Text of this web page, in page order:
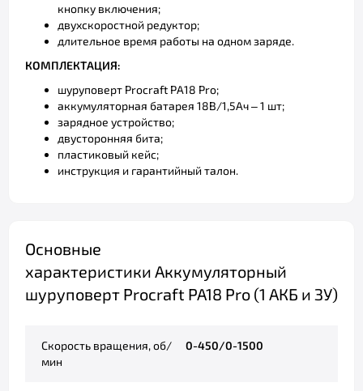
кнопку включения;
двухскоростной редуктор;
длительное время работы на одном заряде.
КОМПЛЕКТАЦИЯ:
шуруповерт Procraft РА18 Pro;
аккумуляторная батарея 18В/1,5Ач – 1 шт;
зарядное устройство;
двусторонняя бита;
пластиковый кейс;
инструкция и гарантийный талон.
Основные
характеристики Аккумуляторный
шуруповерт Procraft PA18 Pro (1 АКБ и ЗУ)
Скорость вращения, об/
мин
0-450/0-1500